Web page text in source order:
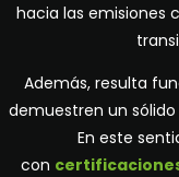
hacia las emisiones
Además, resulta
demuestren un
En este
con certificaciones